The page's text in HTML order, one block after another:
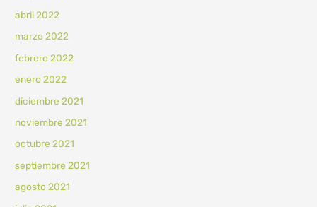
abril 2022
marzo 2022
febrero 2022
enero 2022
diciembre 2021
noviembre 2021
octubre 2021
septiembre 2021
agosto 2021